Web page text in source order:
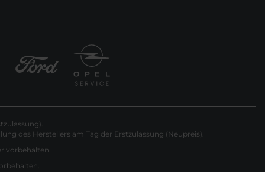
des Herstellers am Tag der Erstzulassung (Neupreis).
vorbehalten.